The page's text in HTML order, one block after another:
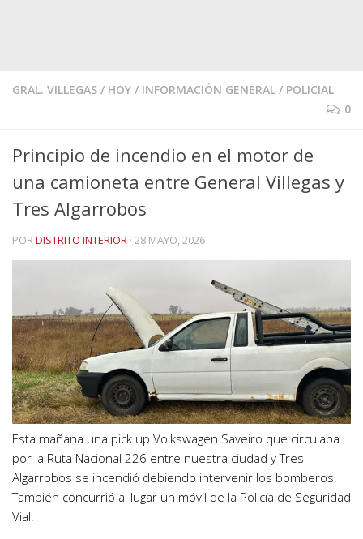
GRAL. VILLEGAS / HOY / INFORMACIÓN GENERAL / POLICIAL
0
Principio de incendio en el motor de
una camioneta entre General Villegas y
Tres Algarrobos
PORDISTRITO INTERIOR · 28 MAYO, 2026
Esta mañana una pick up Volkswagen Saveiro que circulaba
por la Ruta Nacional 226 entre nuestra ciudad y Tres
Algarrobos se incendió debiendo intervenir los bomberos.
También concurrió al lugar un móvil de la Policía de Seguridad
Vial.